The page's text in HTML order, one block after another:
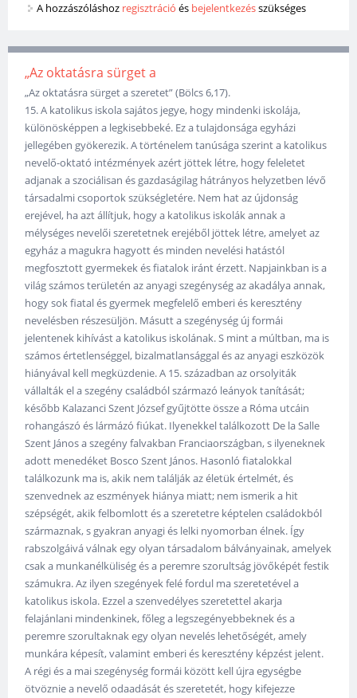
A hozzászóláshoz regisztráció és bejelentkezésszükséges
„Az oktatásra sürget a
„Az oktatásra sürget a szeretet” (Bölcs 6,17).
15. A katolikus iskola sajátos jegye, hogy mindenki iskolája,
különösképpen a legkisebbeké. Ez a tulajdonsága egyházi
jellegében gyökerezik. A történelem tanúsága szerint a katolikus
nevelő-oktató intézmények azért jöttek létre, hogy feleletet
adjanak a szociálisan és gazdaságilag hátrányos helyzetben lévő
társadalmi csoportok szükségletére. Nem hat az újdonság
erejével, ha azt állítjuk, hogy a katolikus iskolák annak a
mélységes nevelői szeretetnek erejéből jöttek létre, amelyet az
egyház a magukra hagyott és minden nevelési hatástól
megfosztott gyermekek és fiatalok iránt érzett. Napjainkban is a
világ számos területén az anyagi szegénység az akadálya annak,
hogy sok fiatal és gyermek megfelelő emberi és keresztény
nevelésben részesüljön. Másutt a szegénység új formái
jelentenek kihívást a katolikus iskolának. S mint a múltban, ma is
számos értetlenséggel, bizalmatlansággal és az anyagi eszközök
hiányával kell megküzdenie. A 15. században az orsolyiták
vállalták el a szegény családból származó leányok tanítását;
később Kalazanci Szent József gyűjtötte össze a Róma utcáin
rohangászó és lármázó fiúkat. Ilyenekkel találkozott De la Salle
Szent János a szegény falvakban Franciaországban, s ilyeneknek
adott menedéket Bosco Szent János. Hasonló fiatalokkal
találkozunk ma is, akik nem találják az életük értelmét, és
szenvednek az eszmények hiánya miatt; nem ismerik a hit
szépségét, akik felbomlott és a szeretetre képtelen családokból
származnak, s gyakran anyagi és lelki nyomorban élnek. Így
rabszolgáivá válnak egy olyan társadalom bálványainak, amelyek
csak a munkanélküliség és a peremre szorultság jövőképét festik
számukra. Az ilyen szegények felé fordul ma szeretetével a
katolikus iskola. Ezzel a szenvedélyes szeretettel akarja
felajánlani mindenkinek, főleg a legszegényebbeknek és a
peremre szorultaknak egy olyan nevelés lehetőségét, amely
munkára képesít, valamint emberi és keresztény képzést jelent.
A régi és a mai szegénység formái között kell újra egységbe
ötvöznie a nevelő odaadását és szeretetét, hogy kifejezze